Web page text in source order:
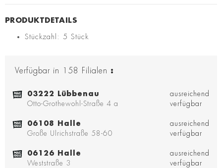
Stückzahl: 5 Stück
Verfügbar in 158 Filialen :
03222 Lübbenau
Otto-Grothewohl-Straße 4 a
ausreichend
verfügbar
06108 Halle
Große Ulrichstraße 58-60
ausreichend
verfügbar
06126 Halle
Weststraße 3
ausreichend
verfügbar